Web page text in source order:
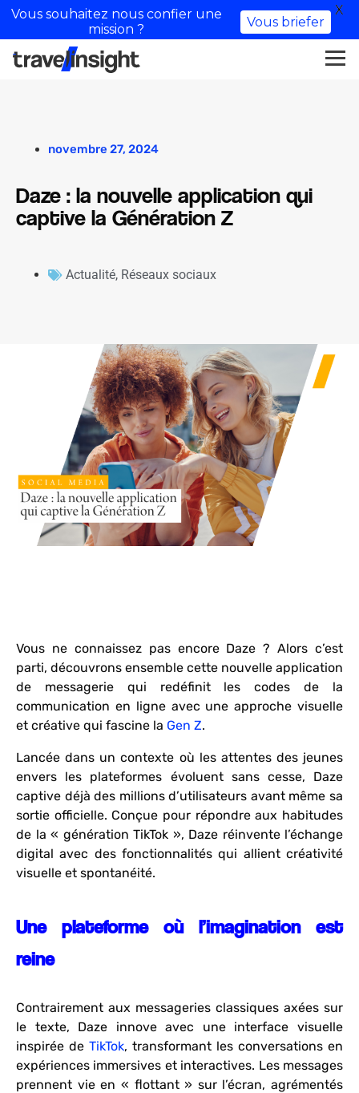
novembre 27, 2024
Daze : la nouvelle application qui
captive la Génération Z
Actualité, Réseaux sociaux
Vous ne connaissez pas encore Daze ? Alors c’est
parti, découvrons ensemble cette nouvelle application
de messagerie qui redéfinit les codes de la
communication en ligne avec une approche visuelle
et créative qui fascine la Gen Z.
Lancée dans un contexte où les attentes des jeunes
envers les plateformes évoluent sans cesse, Daze
captive déjà des millions d’utilisateurs avant même sa
sortie officielle. Conçue pour répondre aux habitudes
de la « génération TikTok », Daze réinvente l’échange
digital avec des fonctionnalités qui allient créativité
visuelle et spontanéité.
Une plateforme où l’imagination est
reine
Contrairement aux messageries classiques axées sur
le texte, Daze innove avec une interface visuelle
inspirée de TikTok, transformant les conversations en
expériences immersives et interactives. Les messages
prennent vie en « flottant » sur l’écran, agrémentés
Vous souhaitez nous confier une
mission ?
Vous briefer
X